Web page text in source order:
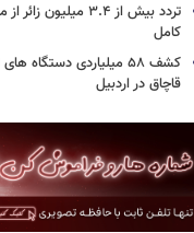
تردد بیش از ۳.۴
کامل
کشف ۵۸ میلیاردی دستگاه
قاچاق در اردبیل